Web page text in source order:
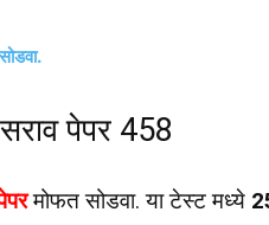
पेपर 458
मोफत सोडवा. या टेस्ट मध्ये